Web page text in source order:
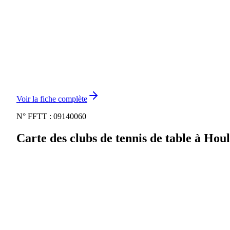
Voir la fiche complète
N° FFTT : 09140060
Carte des clubs de tennis de table à